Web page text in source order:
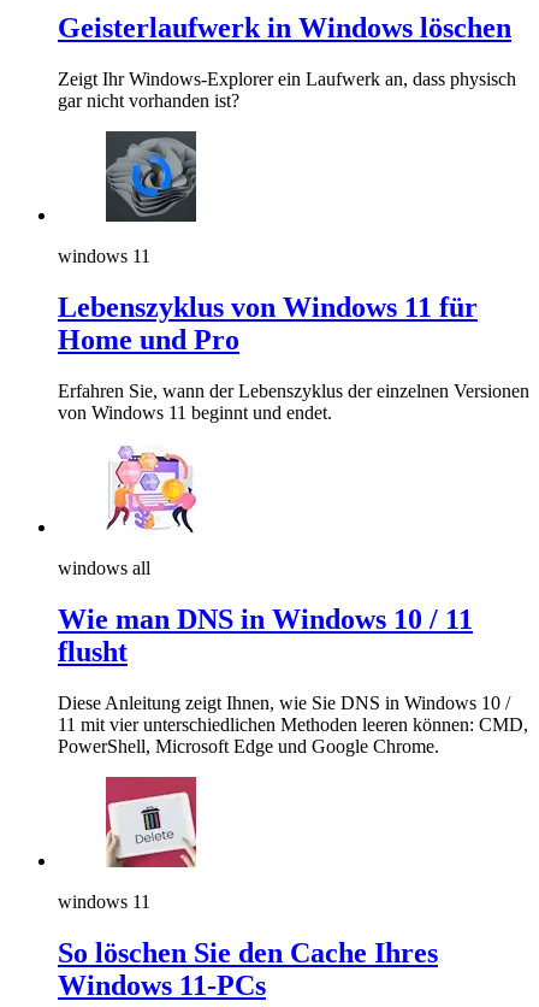
Geisterlaufwerk in Windows löschen
Zeigt Ihr Windows-Explorer ein Laufwerk an, dass physisch
gar nicht vorhanden ist?
windows 11
Lebenszyklus von Windows 11 für
Home und Pro
Erfahren Sie, wann der Lebenszyklus der einzelnen Versionen
von Windows 11 beginnt und endet.
windows all
Wie man DNS in Windows 10 / 11
flusht
Diese Anleitung zeigt Ihnen, wie Sie DNS in Windows 10 /
11 mit vier unterschiedlichen Methoden leeren können: CMD,
PowerShell, Microsoft Edge und Google Chrome.
windows 11
So löschen Sie den Cache Ihres
Windows 11-PCs